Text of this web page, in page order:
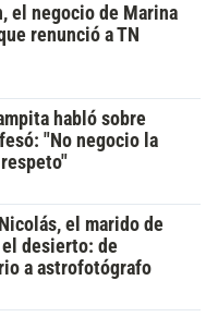
el negocio de Marina
renunció a TN
habló sobre
"No negocio la
el marido de
el desierto: de
a astrofotógrafo